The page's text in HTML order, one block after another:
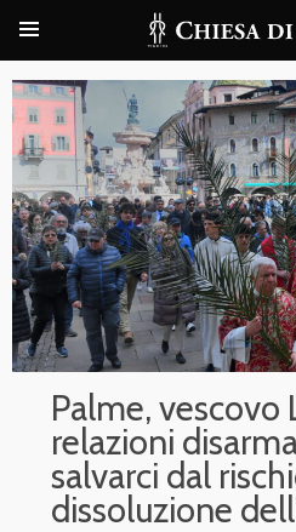
Palme, vescovo
relazioni
salvarci dal
dissoluzione